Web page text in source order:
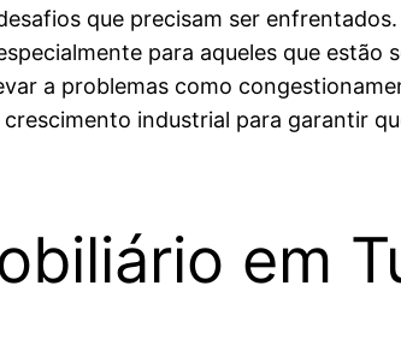
que precisam ser
para aqueles que estão
a problemas como
industrial para garantir
em